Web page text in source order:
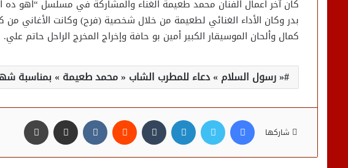
كان آخر أعمال الفنان محمد طعيمة الغناء والمشاركة في مسلسل “اهو
بدر وكان الأداء الغنائي لطعيمة من خلال شخصية (فرح) وكانت الأغاني من
كمال وألحان الموسيقار الكبير أمين بو حافة وإخراج المخرج الراحل حاتم علي.
« رسول السلام » دعاء للمطرب الشاب « محمد طعيمة » بمناسبة
شاركها
فيسبوك تويتر لينكدإن مشاركة عبر البريد